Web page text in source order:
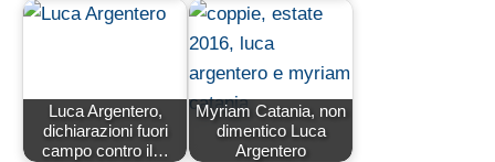
Luca Argentero,
dichiarazioni fuori
campo contro il…
Myriam Catania, non
dimentico Luca
Argentero